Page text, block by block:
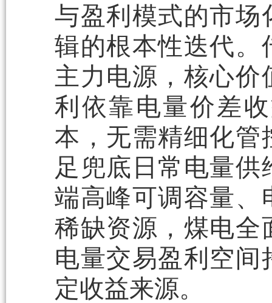
与盈利模式的市场
辑的根本性迭代。
主力电源，核心
利依靠电量价差
本，无需精细化管
足兜底日常电量
端高峰可调容量、
稀缺资源，煤电全
电量交易盈利空
定收益来源。